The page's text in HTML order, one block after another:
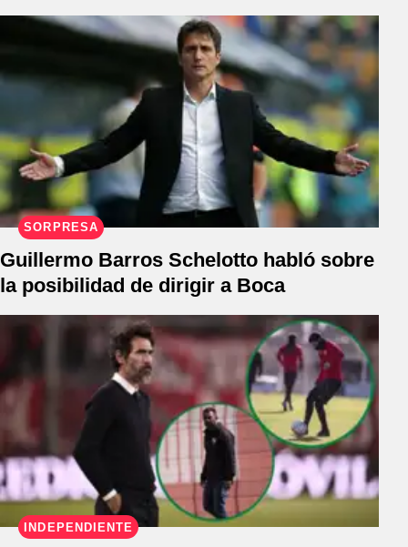
SORPRESA
Guillermo Barros Schelotto habló sobre
la posibilidad de dirigir a Boca
INDEPENDIENTE